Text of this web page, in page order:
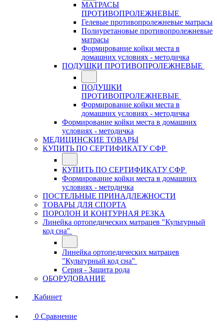
МАТРАСЫ
ПРОТИВОПРОЛЕЖНЕВЫЕ
Гелевые противопролежневые матрасы
Полиуретановые противопролежневые
матрасы
Формирование койки места в
домашних условиях - методичка
ПОДУШКИ ПРОТИВОПРОЛЕЖНЕВЫЕ
ПОДУШКИ
ПРОТИВОПРОЛЕЖНЕВЫЕ
Формирование койки места в
домашних условиях - методичка
Формирование койки места в домашних
условиях - методичка
МЕДИЦИНСКИЕ ТОВАРЫ
КУПИТЬ ПО СЕРТИФИКАТУ СФР
КУПИТЬ ПО СЕРТИФИКАТУ СФР
Формирование койки места в домашних
условиях - методичка
ПОСТЕЛЬНЫЕ ПРИНАДЛЕЖНОСТИ
ТОВАРЫ ДЛЯ СПОРТА
ПОРОЛОН И КОНТУРНАЯ РЕЗКА
Линейка ортопедических матрацев "Культурный
код сна"
Линейка ортопедических матрацев
"Культурный код сна"
Серия - Защита рода
ОБОРУДОВАНИЕ
Кабинет
0 Сравнение